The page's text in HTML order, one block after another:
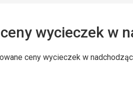
wycieczek w
ceny wycieczek w